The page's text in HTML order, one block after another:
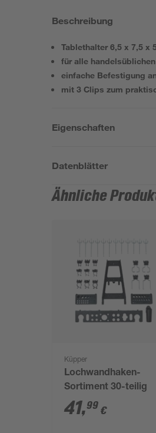
Beschreibung
Tablethalter 6,5 x 7,5 x
für alle
einfache Befestigung
mit 3 Clips zum
Eigenschaften
Datenblätter
Ähnliche
Küpper
Lochwandhaken-
Sortiment 30-teilig
41,99 €